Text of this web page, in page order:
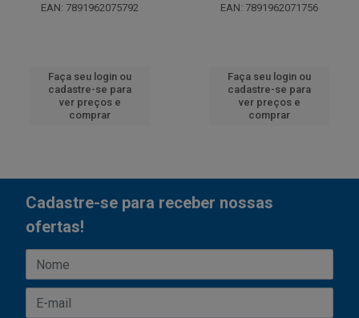
EAN: 7891962075792
Faça seu login ou
cadastre-se para
ver preços e
comprar
EAN: 7891962071756
Faça seu login ou
cadastre-se para
ver preços e
comprar
Cadastre-se para receber nossas
ofertas!